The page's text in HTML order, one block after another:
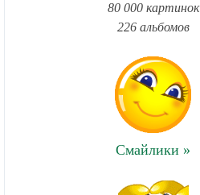
80 000 картинок
226 альбомов
Смайлики »